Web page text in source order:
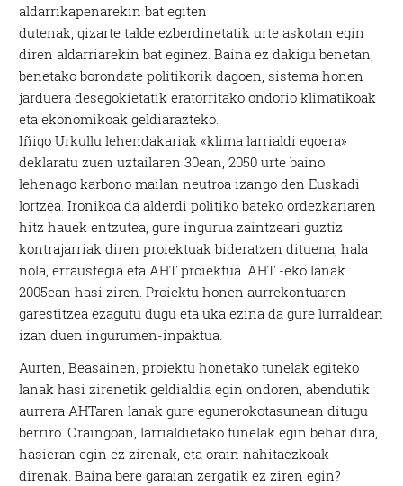
aldarrikapenarekin bat egiten
dutenak, gizarte talde ezberdinetatik urte askotan egin
diren aldarriarekin bat eginez. Baina ez dakigu benetan,
benetako borondate politikorik dagoen, sistema honen
jarduera desegokietatik eratorritako ondorio klimatikoak
eta ekonomikoak geldiarazteko.
Iñigo Urkullu lehendakariak «klima larrialdi egoera»
deklaratu zuen uztailaren 30ean, 2050 urte baino
lehenago karbono mailan neutroa izango den Euskadi
lortzea. Ironikoa da alderdi politiko bateko ordezkariaren
hitz hauek entzutea, gure ingurua zaintzeari guztiz
kontrajarriak diren proiektuak bideratzen dituena, hala
nola, erraustegia eta AHT proiektua. AHT -eko lanak
2005ean hasi ziren. Proiektu honen aurrekontuaren
garestitzea ezagutu dugu eta uka ezina da gure lurraldean
izan duen ingurumen-inpaktua.
Aurten, Beasainen, proiektu honetako tunelak egiteko
lanak hasi zirenetik geldialdia egin ondoren, abendutik
aurrera AHTaren lanak gure egunerokotasunean ditugu
berriro. Oraingoan, larrialdietako tunelak egin behar dira,
hasieran egin ez zirenak, eta orain nahitaezkoak
direnak. Baina bere garaian zergatik ez ziren egin?